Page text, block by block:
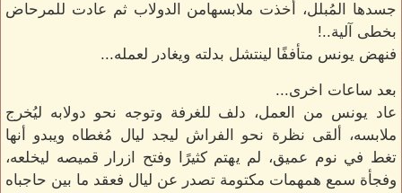
جسدها المُبلل، أخذت ملابسهامن الدولاب ثم عادت للمرحاض
بخطى آلية..!
فنهض يونس متأففًا لينتشل بدلته ويغادر لعمله...
بعد ساعات اخرى...
عاد يونس من العمل، دلف للغرفة وتوجه نحو دولابه ليُخرج
ملابسه، ألقى نظرة نحو الفراش ليجد ليال مُغطاه ويبدو أنها
تغط في نوم عميق، لم يهتم كثيرًا وفتح ازرار قميصه ليخلعه،
وفجأة سمع همهمات مكتومة تصدر عن ليال فعقد ما بين حاجباه